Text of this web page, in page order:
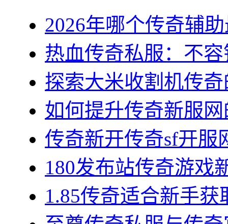
2026年哪个传奇辅
热血传奇私服：不
探索大米收割机传
如何提升传奇新服
传奇新开传奇sf开服
180发布站传奇游戏
1.85传奇适合新手